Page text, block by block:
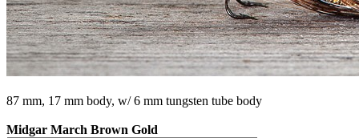
87 mm, 17 mm body, w/ 6 mm tungsten tube body
Midgar March Brown Gold